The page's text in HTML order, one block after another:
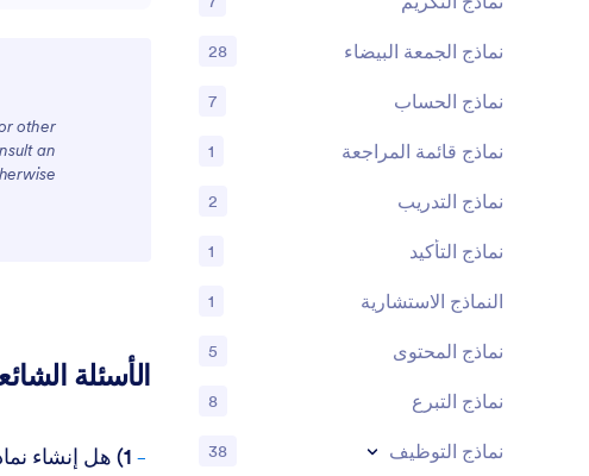
other
an
الأسئلة
- 1) هل إنشاء نماذج الوكلاء العقاريين على Jotform مجاني؟
نماذج الجمعة البيضاء 28
نماذج الحساب 7
نماذج قائمة المراجعة 1
نماذج التدريب 2
نماذج التأكيد 1
النماذج الاستشارية 1
نماذج المحتوى 5
نماذج التبرع 8
نماذج التوظيف 38